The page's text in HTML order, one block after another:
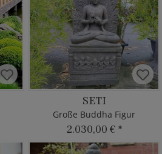
SETI
Große Buddha Figur
2.030,00 € *